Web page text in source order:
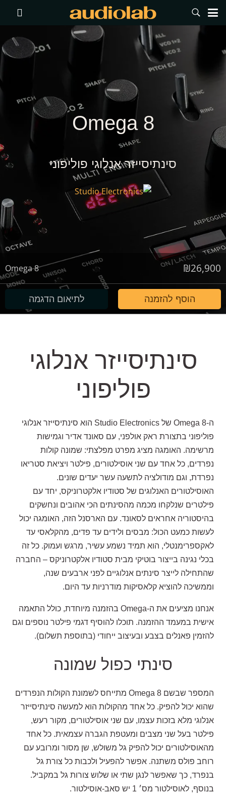
Omega 8
סינתיסייזר אנלוגי פוליפוני
₪26,900
Omega 8
הוסף להזמנה לתיאום הדגמה
סינתיסייזר אנלוגי
פוליפוני
ה-Omega 8 של Studio Electronics הוא סינתיסייזר אנלוגי
פוליפוני בתצורת ראק אולפני, עם סאונד אדיר וגמישות
מרשימה. האומגה מציג מפרט מפלצתי: שמונה קולות
נפרדים, כל אחד עם שני אוסילטורים, פילטר ויציאת סטריאו
נפרדת, וגם מודולציה לתשעה עשר יעדים שונים.
האוסילטורים האנלוגים של סטודיו אלקטרוניקס, יחד עם
פילטרים שנלקחו מכמה מהסינתים הכי אהובים ונחשקים
בהיסטוריה אחראים לסאונד. עם הארסנל הזה, האומגה יכול
לעשות כמעט הכול: מבסים ולידים עד פדים, מהקלאסי עד
לאקספרימנטלי, הוא תמיד נשמע עשיר, מרגש ועמוק. כל זה
בכלי נגינה בייצור בוטיקי מבית סטודיו אלקטרוניקס – החברה
שהתחילה לייצר סינתים אנלוגיים לפני ארבעים שנה,
וממשיכה להוציא קלאסיקות מודרניות עד היום.
אנחנו מציעים את ה-Omega בהזמנה מיוחדת, כולל התאמה
אישית במעמד ההזמנה. תוכלו להוסיף דגמי פילטר נוספים וגם
להזמין פאנלים בצבע ובעיצוב ייחודי (בתוספת תשלום).
סינתי כפול שמונה
המספר שבשם Omega 8 מתייחס לשמונת הקולות הנפרדים
שהוא יכול להפיק. כל אחד מהקולות הוא למעשה סינתיסייזר
אנלוגי מלא בזכות עצמו, עם שני אוסילטורים, מקור רעש,
פילטר בעל שני מצבים ומעטפת הגברה עצמאית. כל אחד
מהאוסילטורים יכול להפיק גל משולש, שן מסור ומרובע עם
רוחב פולס משתנה. אפשר להפעיל ולכבות כל צורת גל
בנפרד, כך שאפשר לנגן שתי או שלוש צורות גל במקביל.
בנוסף, לאוסילטור מס׳ 1 יש סאב-אוסילטור.